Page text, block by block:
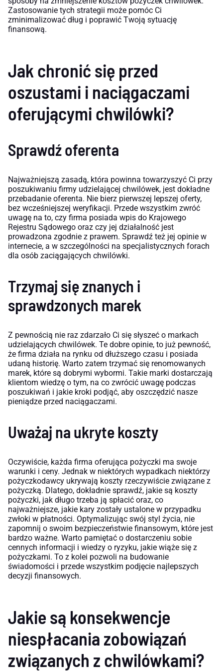
Zastosowanie tych strategii może pomóc Ci
zminimalizować dług i poprawić Twoją sytuację
finansową.
Jak chronić się przed
oszustami i naciągaczami
oferującymi chwilówki?
Sprawdź oferenta
Najważniejszą zasadą, która powinna towarzyszyć Ci przy
poszukiwaniu firmy udzielającej chwilówek, jest dokładne
przebadanie oferenta. Nie bierz pierwszej lepszej oferty,
bez wcześniejszej weryfikacji. Przede wszystkim zwróć
uwagę na to, czy firma posiada wpis do Krajowego
Rejestru Sądowego oraz czy jej działalność jest
prowadzona zgodnie z prawem. Sprawdź też jej opinie w
internecie, a w szczególności na specjalistycznych forach
dla osób zaciągających chwilówki.
Trzymaj się znanych i
sprawdzonych marek
Z pewnością nie raz zdarzało Ci się słyszeć o markach
udzielających chwilówek. Te dobre opinie, to już pewność,
że firma działa na rynku od dłuższego czasu i posiada
udaną historię. Warto zatem trzymać się renomowanych
marek, które są dobrymi wybormi. Takie marki dostarczają
klientom wiedzę o tym, na co zwrócić uwagę podczas
poszukiwań i jakie kroki podjąć, aby oszczędzić nasze
pieniądze przed naciągaczami.
Uważaj na ukryte koszty
Oczywiście, każda firma oferująca pożyczki ma swoje
warunki i ceny. Jednak w niektórych wypadkach niektórzy
pożyczkodawcy ukrywają koszty rzeczywiście związane z
pożyczką. Dlatego, dokładnie sprawdź, jakie są koszty
pożyczki, jak długo trzeba ją spłacić oraz, co
najważniejsze, jakie kary zostały ustalone w przypadku
zwłoki w płatności. Optymalizując swój styl życia, nie
zapomnij o swoim bezpieczeństwie finansowym, które jest
bardzo ważne. Warto pamiętać o dostarczeniu sobie
cennych informacji i wiedzy o ryzyku, jakie wiąże się z
pożyczkami. To z kolei pozwoli na budowanie
świadomości i przede wszystkim podjęcie najlepszych
decyzji finansowych.
Jakie są konsekwencje
niespłacania zobowiązań
związanych z chwilówkami?